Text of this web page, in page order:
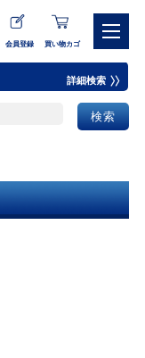
会員登録 買い物カゴ
詳細検索